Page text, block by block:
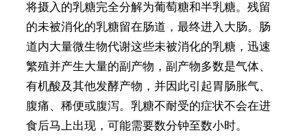
将摄入的乳糖完全分解为葡萄糖和半乳糖。残留
的未被消化的乳糖留在肠道，最终进入大肠。肠
道内大量微生物代谢这些未被消化的乳糖，迅速
繁殖并产生大量的副产物，副产物多数是气体、
有机酸及其他发酵产物，并因此引起胃肠胀气、
腹痛、稀便或腹泻。乳糖不耐受的症状不会在进
食后马上出现，可能需要数分钟至数小时。